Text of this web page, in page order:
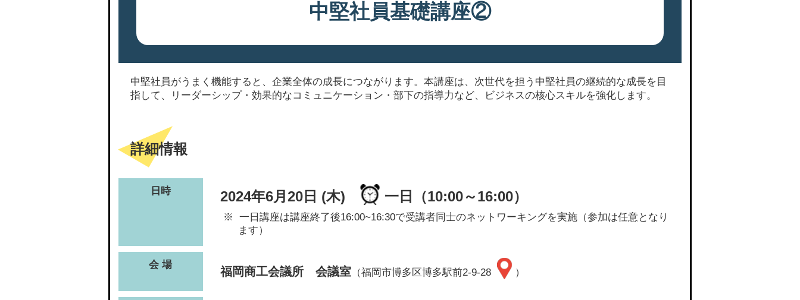
中堅社員基礎講座②
中堅社員がうまく機能すると、企業全体の成長につながります。本講座は、次世代を担う中堅社員の継続的な成長を目
指して、リーダーシップ・効果的なコミュニケーション・部下の指導力など、ビジネスの核心スキルを強化します。
詳細情報
日時 2024年6月20日 (木) 一日（10:00～16:00）
一日講座は講座終了後16:00~16:30で受講者同士のネットワーキングを実施（参加は任意となり
ます）
会 場
福岡商工会議所 会議室（福岡市博多区博多駅前2-9-28 ）